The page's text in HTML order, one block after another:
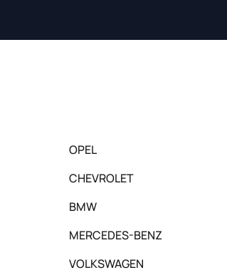
OPEL
CHEVROLET
BMW
MERCEDES-BENZ
VOLKSWAGEN